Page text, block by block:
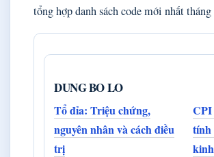
tổng hợp danh sách code mới nhất
DUNG BO LO
Tổ đỉa: Triệu chứng,
nguyên nhân và cách điều
trị
CPI
tính